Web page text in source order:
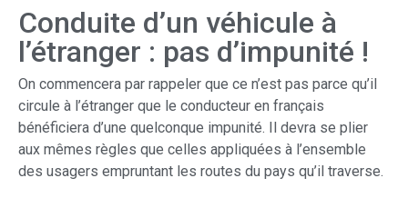
Conduite d’un véhicule à
l’étranger : pas d’impunité !
On commencera par rappeler que ce n’est pas parce qu’il
circule à l’étranger que le conducteur en français
bénéficiera d’une quelconque impunité. Il devra se plier
aux mêmes règles que celles appliquées à l’ensemble
des usagers empruntant les routes du pays qu’il traverse.